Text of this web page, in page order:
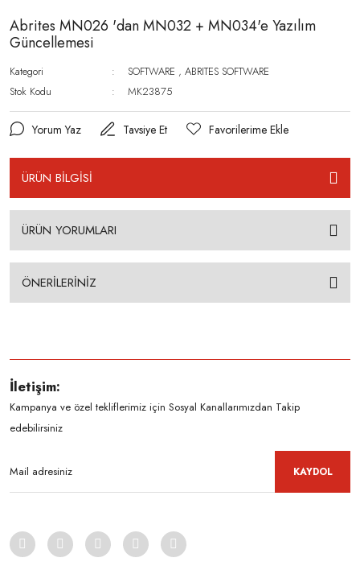
Abrites MN026 'dan MN032 + MN034'e Yazılım
Güncellemesi
Kategori SOFTWARE ,ABRITES SOFTWARE
Stok Kodu
MK23875
Yorum Yaz Tavsiye Et
ÜRÜN BİLGİSİ
ÜRÜN YORUMLARI
ÖNERİLERİNİZ
İletişim:
Kampanya ve özel tekliflerimiz için Sosyal Kanallarımızdan Takip
edebilirsiniz
KAYDOL